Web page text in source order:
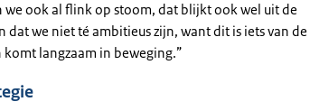
we ook al flink op stoom, dat blijkt ook wel uit de
dat we niet té ambitieus zijn, want dit is iets van de
langzaam in beweging.”